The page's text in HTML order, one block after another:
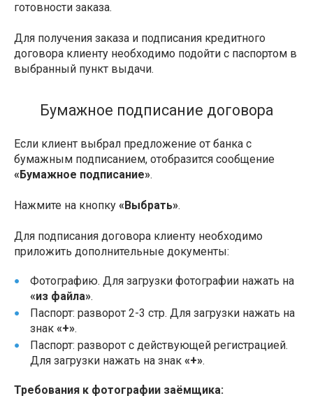
готовности заказа.
Для получения заказа и подписания кредитного
договора клиенту необходимо подойти с паспортом в
выбранный пункт выдачи.
Бумажное подписание договора
Если клиент выбрал предложение от банка с
бумажным подписанием, отобразится сообщение
«Бумажное подписание».
Нажмите на кнопку «Выбрать».
Для подписания договора клиенту необходимо
приложить дополнительные документы:
Фотографию. Для загрузки фотографии нажать на
«из файла».
Паспорт: разворот 2-3 стр. Для загрузки нажать на
знак «+».
Паспорт: разворот с действующей регистрацией.
Для загрузки нажать на знак «+».
Требования к фотографии заёмщика: